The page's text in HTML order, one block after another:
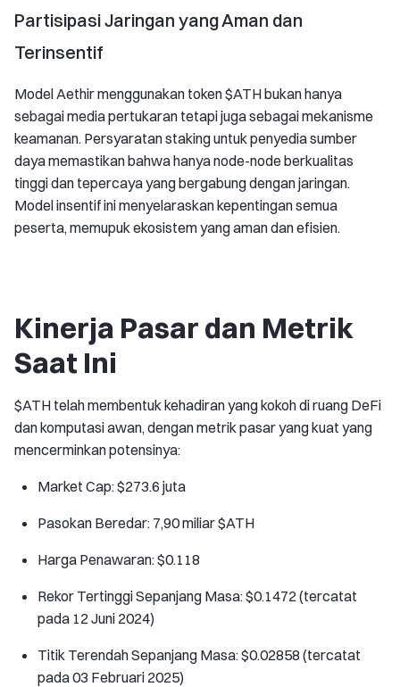
Partisipasi Jaringan yang Aman dan
Terinsentif
Model Aethir menggunakan token $ATH bukan hanya
sebagai media pertukaran tetapi juga sebagai mekanisme
keamanan. Persyaratan staking untuk penyedia sumber
daya memastikan bahwa hanya node-node berkualitas
tinggi dan tepercaya yang bergabung dengan jaringan.
Model insentif ini menyelaraskan kepentingan semua
peserta, memupuk ekosistem yang aman dan efisien.
Kinerja Pasar dan Metrik
Saat Ini
$ATH telah membentuk kehadiran yang kokoh di ruang DeFi
dan komputasi awan, dengan metrik pasar yang kuat yang
mencerminkan potensinya:
Market Cap: $273.6 juta
Pasokan Beredar: 7,90 miliar $ATH
Harga Penawaran: $0.118
Rekor Tertinggi Sepanjang Masa: $0.1472 (tercatat
pada 12 Juni 2024)
Titik Terendah Sepanjang Masa: $0.02858 (tercatat
pada 03 Februari 2025)